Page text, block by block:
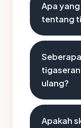
Apa
tentang
ulang?
Apakah